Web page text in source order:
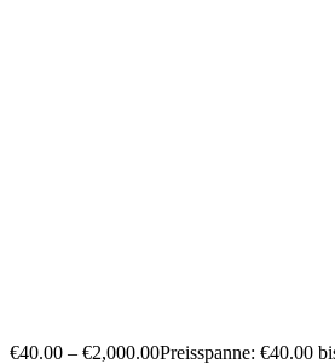
€40.00 – €2,000.00Preisspanne: €40.00